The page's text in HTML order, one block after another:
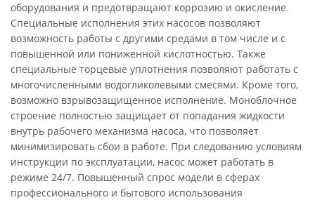
оборудования и предотвращают коррозию и окисление.
Специальные исполнения этих насосов позволяют
возможность работы с другими средами в том числе и с
повышенной или пониженной кислотностью. Также
специальные торцевые уплотнения позволяют работать с
многочисленными водогликолевыми смесями. Кроме того,
возможно взрывозащищенное исполнение. Моноблочное
строение полностью защищает от попадания жидкости
внутрь рабочего механизма насоса, что позволяет
минимизировать сбои в работе. При следованию условиям
инструкции по эксплуатации, насос может работать в
режиме 24/7. Повышенный спрос модели в сферах
профессионального и бытового использования